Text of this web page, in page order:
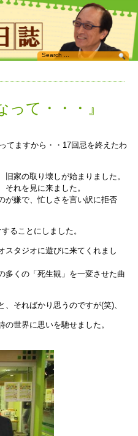
って・・・』
てますから・・17回忌を終えたわ
家の取り壊しが始まりました。
れを見に来ました。
が嫌で、忙しさを言い訳に拒否
ることにしました。
スタジオに遊びに来てくれまし
多くの「死生観」を一変させた曲
そればかり思うのですが(笑)、
世界に思いを馳せました。